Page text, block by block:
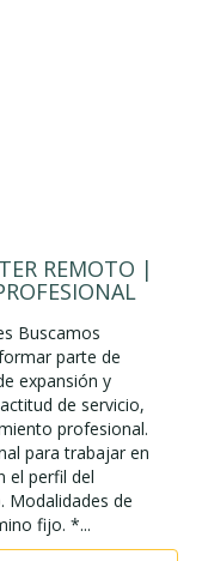
REMOTO |
Buscamos
parte de
expansión y
de servicio,
profesional.
para trabajar en
el perfil del
Modalidades de
fijo. *...